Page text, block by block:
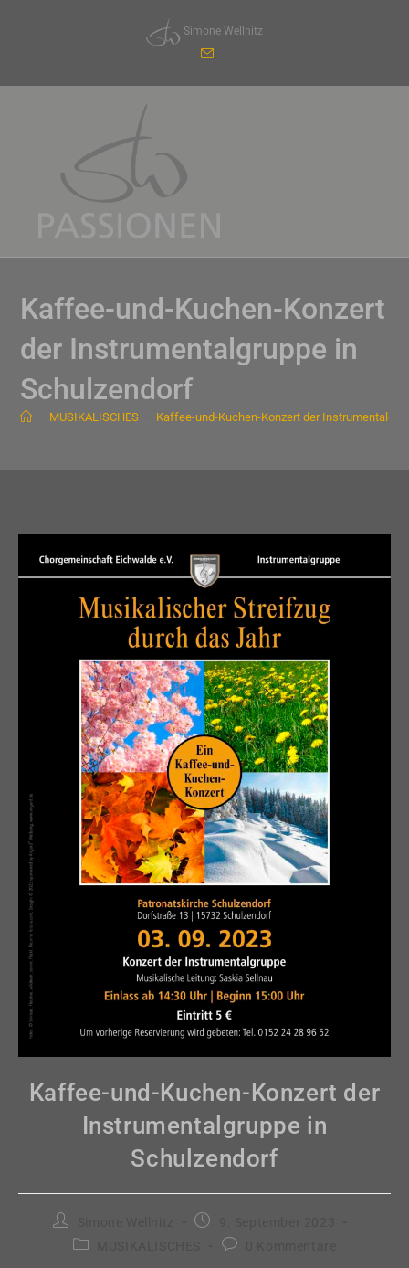
Simone Wellnitz
Kaffee-und-Kuchen-Konzert
der Instrumentalgruppe in
Schulzendorf
MUSIKALISCHES Kaffee-und-Kuchen-Konzert der
Kaffee-und-Kuchen-Konzert der
Instrumentalgruppe in
Schulzendorf
Beitrags-
Autor:
Beitrag
veröffentlicht:
Beitrags-
Beitrags-